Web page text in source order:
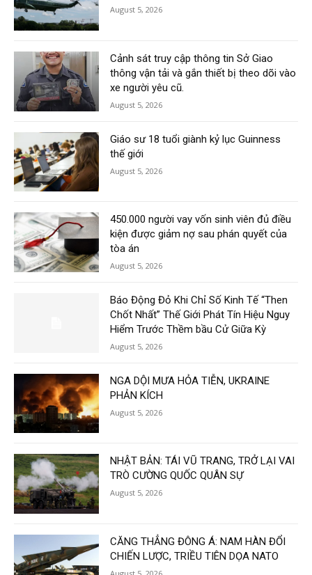
August 5, 2026
Cảnh sát truy cập thông tin Sở Giao
thông vận tải và gắn thiết bị theo dõi vào
xe người yêu cũ.
August 5, 2026
Giáo sư 18 tuổi giành kỷ lục Guinness
thế giới
August 5, 2026
450.000 người vay vốn sinh viên đủ điều
kiện được giảm nợ sau phán quyết của
tòa án
August 5, 2026
Báo Động Đỏ Khi Chỉ Số Kinh Tế “Then
Chốt Nhất” Thế Giới Phát Tín Hiệu Nguy
Hiểm Trước Thềm bầu Cử Giữa Kỳ
August 5, 2026
NGA DỘI MƯA HỎA TIỄN, UKRAINE
PHẢN KÍCH
August 5, 2026
NHẬT BẢN: TÁI VŨ TRANG, TRỞ LẠI VAI
TRÒ CƯỜNG QUỐC QUÂN SỰ
August 5, 2026
CĂNG THẲNG ĐÔNG Á: NAM HÀN ĐỔI
CHIẾN LƯỢC, TRIỀU TIÊN DỌA NATO